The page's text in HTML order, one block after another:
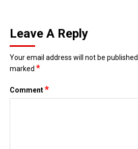
Leave A Reply
Your email address will not be published.
marked*
Comment*